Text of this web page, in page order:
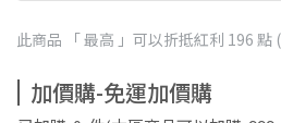
此商品 「 最高 」可以折抵紅利 196 點
加價購-免運加價購